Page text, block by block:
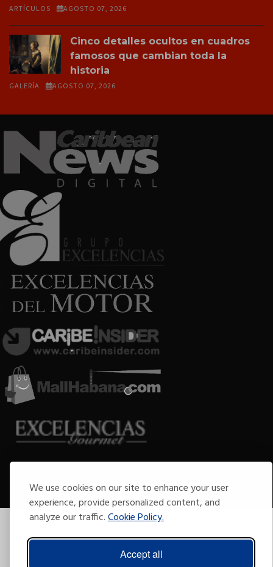
We use cookies on our site to enhance your user
experience, provide personalized content, and
analyze our traffic.Cookie Policy.
Accept all
ARTÍCULOS AGOSTO 07, 2026
Cinco detalles ocultos en cuadros
famosos que cambian toda la
historia
GALERÍA AGOSTO 07, 2026
Todos los derechos reservadosDesarrollado por Grupo Excelencias